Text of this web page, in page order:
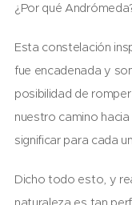
¿Por qué
Esta constelación
fue encadenada y
posibilidad de
nuestro camino
significar para cada
Dicho todo esto, y